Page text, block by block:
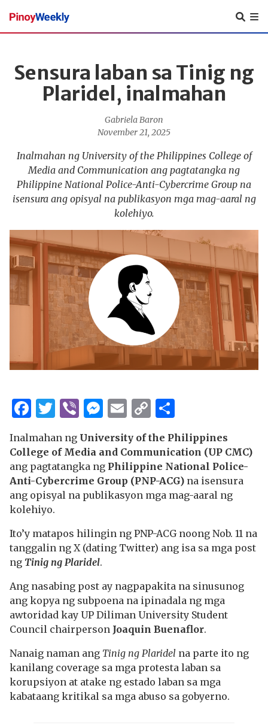
Pinoy
Weekly
Sensura laban sa Tinig ng
Plaridel, inalmahan
Gabriela Baron
November 21, 2025
Inalmahan ng University of the Philippines College of
Media and Communication ang pagtatangka ng
Philippine National Police-Anti-Cybercrime Group na
isensura ang opisyal na publikasyon mga mag-aaral ng
kolehiyo.
Facebook
Twitter
ViberMessenger
Email
Copy
Link
Inalmahan ng University of the Philippines
College of Media and Communication (UP CMC)
ang pagtatangka ng Philippine National Police-
Anti-Cybercrime Group (PNP-ACG) na isensura
ang opisyal na publikasyon mga mag-aaral ng
kolehiyo.
Ito’y matapos hilingin ng PNP-ACG noong Nob. 11 na
tanggalin ng X (dating Twitter) ang isa sa mga post
ng Tinig ng Plaridel.
Ang nasabing post ay nagpapakita na sinusunog
ang kopya ng subpoena na ipinadala ng mga
awtoridad kay UP Diliman University Student
Council chairperson Joaquin Buenaflor.
Nanaig naman ang Tinig ng Plaridel na parte ito ng
kanilang coverage sa mga protesta laban sa
korupsiyon at atake ng estado laban sa mga
kabataang kritikal sa mga abuso sa gobyerno.